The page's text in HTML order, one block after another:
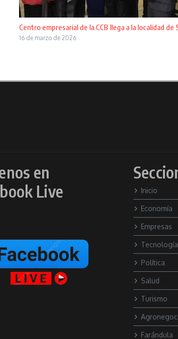
Centro empresarial de la CCB llega a la localidad de
16 de marzo de 2026
en
Live
Inicio
Economía
Empresas
Tecnología
Política
Salud
Turismo
Farándula